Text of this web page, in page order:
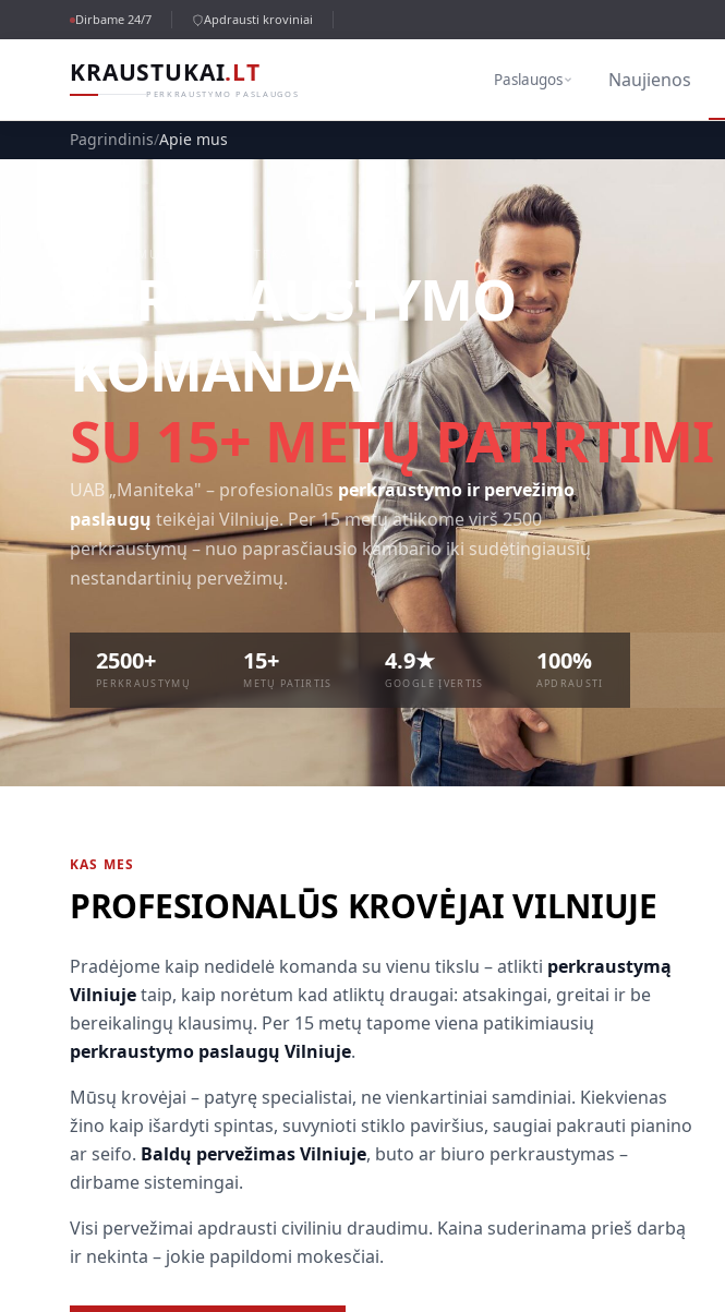
Dirbame 24/7 Apdrausti kroviniai
KRAUSTUKAI.LT
PERKRAUSTYMO PASLAUGOS
Paslaugos Naujienos
Pagrindinis/Apie mus
APIE MUS · UAB MANITEKA
PERKRAUSTYMO
KOMANDA
SU 15+ METŲ PATIRTIMI
UAB „Maniteka" – profesionalūs perkraustymo ir pervežimo
paslaugų teikėjai Vilniuje. Per 15 metų atlikome virš 2500
perkraustymų – nuo paprasčiausio kambario iki sudėtingiausių
nestandartinių pervežimų.
2500+
PERKRAUSTYMŲ
15+
METŲ PATIRTIS
4.9★
GOOGLE ĮVERTIS
100%
APDRAUSTI
KAS MES
PROFESIONALŪS KROVĖJAI VILNIUJE
Pradėjome kaip nedidelė komanda su vienu tikslu – atlikti perkraustymą
Vilniujetaip, kaip norėtum kad atliktų draugai: atsakingai, greitai ir be
bereikalingų klausimų. Per 15 metų tapome viena patikimiausių
perkraustymo paslaugų Vilniuje.
Mūsų krovėjai – patyrę specialistai, ne vienkartiniai samdiniai. Kiekvienas
žino kaip išardyti spintas, suvynioti stiklo paviršius, saugiai pakrauti pianino
ar seifo. Baldų pervežimas Vilniuje, buto ar biuro perkraustymas –
dirbame sistemingai.
Visi pervežimai apdrausti civiliniu draudimu. Kaina suderinama prieš darbą
ir nekinta – jokie papildomi mokesčiai.